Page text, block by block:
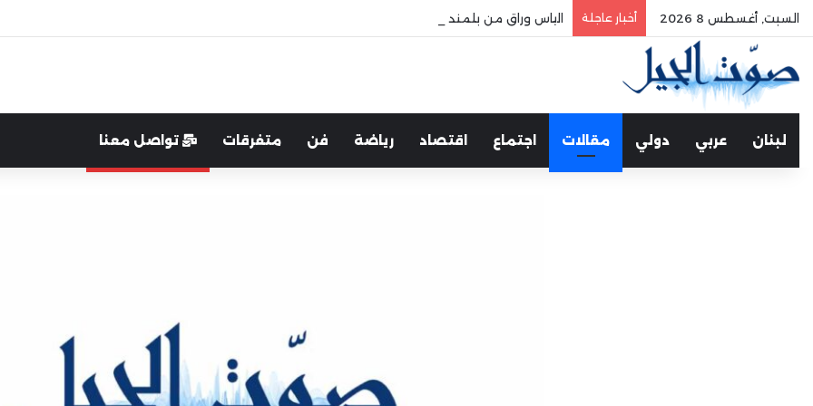
السبت, أغسطس 8 2026 أخبار عاجلة الياس وراق من بلمند سوق الغرب:لتعزيز التواصل والشراكة مع المجتمع المحلي
لبنان عربي دولي مقالات اجتماع اقتصاد رياضة فن متفرقات تواصل معنا